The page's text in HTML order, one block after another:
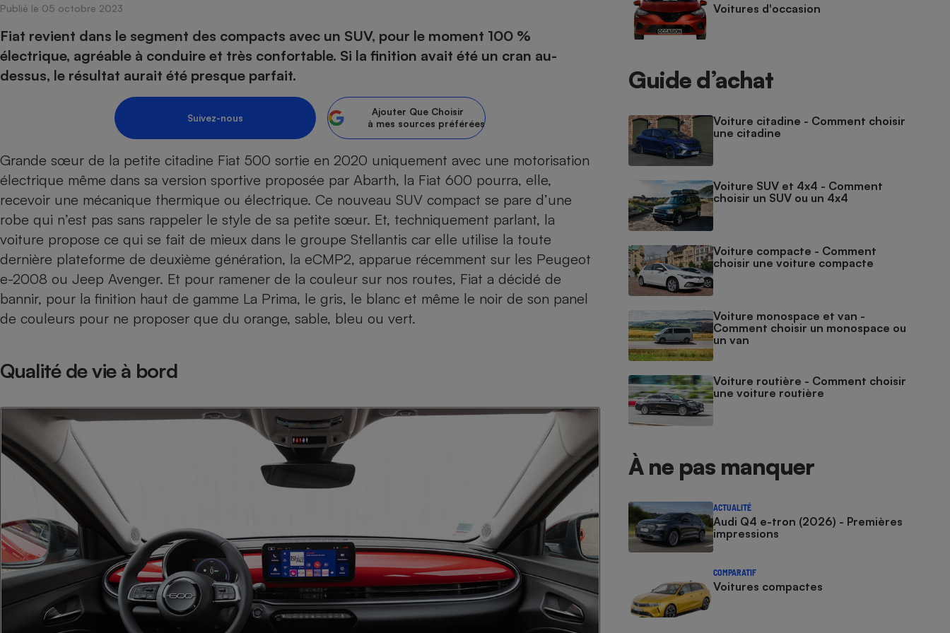
Publié le 05 octobre 2023
Fiat revient dans le segment des compacts avec un SUV, pour le moment 100 %
électrique, agréable à conduire et très confortable. Si la finition avait été un cran au-
dessus, le résultat aurait été presque parfait.
Suivez-nous
Ajouter Que Choisir
à mes sources préférées
Grande sœur de la petite citadine Fiat 500 sortie en 2020 uniquement avec une motorisation
électrique même dans sa version sportive proposée par Abarth, la Fiat 600 pourra, elle,
recevoir une mécanique thermique ou électrique. Ce nouveau SUV compact se pare d’une
robe qui n’est pas sans rappeler le style de sa petite sœur. Et, techniquement parlant, la
voiture propose ce qui se fait de mieux dans le groupe Stellantis car elle utilise la toute
dernière plateforme de deuxième génération, la eCMP2, apparue récemment sur les Peugeot
e-2008 ou Jeep Avenger. Et pour ramener de la couleur sur nos routes, Fiat a décidé de
bannir, pour la finition haut de gamme La Prima, le gris, le blanc et même le noir de son panel
de couleurs pour ne proposer que du orange, sable, bleu ou vert.
Qualité de vie à bord
Voitures d'occasion
Guide d’achat
Voiture citadine - Comment choisir
une citadine
Voiture SUV et 4x4 - Comment
choisir un SUV ou un 4x4
Voiture compacte - Comment
choisir une voiture compacte
Voiture monospace et van -
Comment choisir un monospace ou
un van
Voiture routière - Comment choisir
une voiture routière
À ne pas manquer
ACTUALITÉ
Audi Q4 e-tron (2026) - Premières
impressions
COMPARATIF
Voitures compactes
Complément
alimentaire
Champagne - Comment choisir une
bouteille de champagne
Assurance emprunteur Assurance vie
Banque en ligne
Gros électroménager
Petit électroménager - Ustensile
Lave-linge Lave-vaisselle
Climatiseur -
Ventilateur
Aspirateur
Téléphonie
Téléviseur Ordinateur portable
Matelas Poêle à granulés
Radiateur électrique Électricité - Gaz
Climatiseur -
Ventilateur
Mutuelle Aide auditive
Antimoustique Crème solaire